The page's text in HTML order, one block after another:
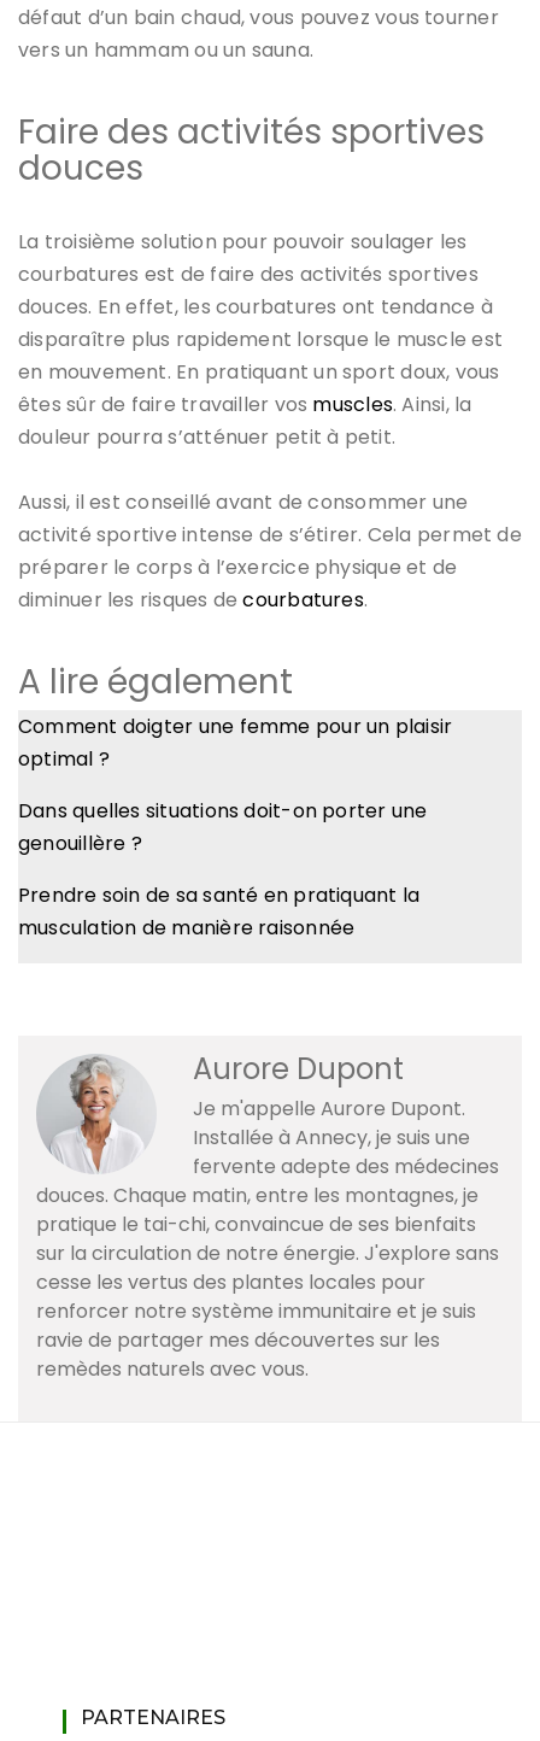
défaut d’un bain chaud, vous pouvez vous tourner
vers un hammam ou un sauna.
Faire des activités sportives
douces
La troisième solution pour pouvoir soulager les
courbatures est de faire des activités sportives
douces. En effet, les courbatures ont tendance à
disparaître plus rapidement lorsque le muscle est
en mouvement. En pratiquant un sport doux, vous
êtes sûr de faire travailler vos muscles. Ainsi, la
douleur pourra s’atténuer petit à petit.
Aussi, il est conseillé avant de consommer une
activité sportive intense de s’étirer. Cela permet de
préparer le corps à l’exercice physique et de
diminuer les risques decourbatures.
A lire également
Comment doigter une femme pour un plaisir
optimal ?
Dans quelles situations doit-on porter une
genouillère ?
Prendre soin de sa santé en pratiquant la
musculation de manière raisonnée
Aurore Dupont
Je m'appelle Aurore Dupont.
Installée à Annecy, je suis une
fervente adepte des médecines
douces. Chaque matin, entre les montagnes, je
pratique le tai-chi, convaincue de ses bienfaits
sur la circulation de notre énergie. J'explore sans
cesse les vertus des plantes locales pour
renforcer notre système immunitaire et je suis
ravie de partager mes découvertes sur les
remèdes naturels avec vous.
PARTENAIRES